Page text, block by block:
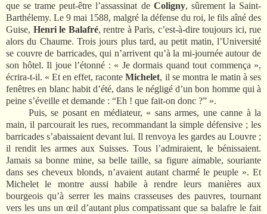
que se trame peut-être l’assassinat de Coligny, sûrement la Saint-
Barthélemy. Le 9 mai 1588, malgré la défense du roi, le fils aîné des
Guise, Henri le Balafré, rentre à Paris, c’est-à-dire toujours ici, rue
alors du Chaume. Trois jours plus tard, au petit matin, l’Université
se couvre de barricades, qui n’arrivent qu’à la mi-journée autour de
son hôtel. Il joue l’étonné : « Je dormais quand tout commença »,
écrira-t-il. « Et en effet, raconteMichelet, il se montra le matin à ses
fenêtres en blanc habit d’été, dans le négligé d’un bon homme qui à
peine s’éveille et demande : “Eh ! que fait-on donc ?” ».
Puis, se posant en médiateur, « sans armes, une canne à la
main, il parcourait les rues, recommandant la simple défensive ; les
barricades s’abaissaient devant lui. Il renvoya les gardes au Louvre ;
il rendit les armes aux Suisses. Tous l’admiraient, le bénissaient.
Jamais sa bonne mine, sa belle taille, sa figure aimable, souriante
dans ses cheveux blonds, n’avaient autant charmé le peuple ». Et
Michelet le montre aussi habile à rendre leurs manières aux
bourgeois qu’à serrer les mains crasseuses des pauvres, tournant
vers les uns un œil d’autant plus compatissant que sa balafre le fait